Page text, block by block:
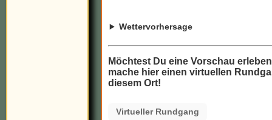
Wettervorhersage
Möchtest Du eine Vorschau
mache hier einen virtuellen
diesem Ort!
Virtueller Rundgang